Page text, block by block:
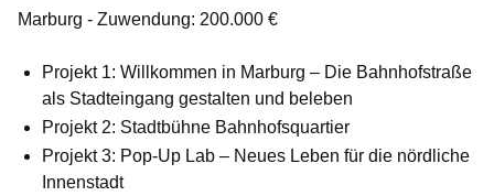
Marburg - Zuwendung: 200.000 €
Projekt 1: Willkommen in Marburg – Die Bahnhofstraße
als Stadteingang gestalten und beleben
Projekt 2: Stadtbühne Bahnhofsquartier
Projekt 3: Pop-Up Lab – Neues Leben für die nördliche
Innenstadt